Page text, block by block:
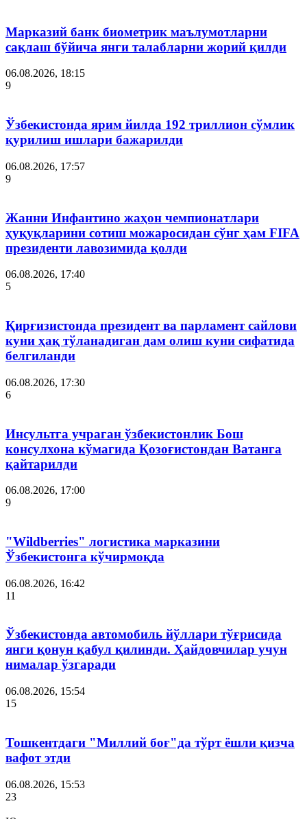
Марказий банк биометрик маълумотларни
сақлаш бўйича янги талабларни жорий қилди
06.08.2026, 18:15
9
Ўзбекистонда ярим йилда 192 триллион сўмлик
қурилиш ишлари бажарилди
06.08.2026, 17:57
9
Жанни Инфантино жаҳон чемпионатлари
ҳуқуқларини сотиш можаросидан сўнг ҳам FIFA
президенти лавозимида қолди
06.08.2026, 17:40
5
Қирғизистонда президент ва парламент сайлови
куни ҳақ тўланадиган дам олиш куни сифатида
белгиланди
06.08.2026, 17:30
6
Инсультга учраган ўзбекистонлик Бош
консулхона кўмагида Қозоғистондан Ватанга
қайтарилди
06.08.2026, 17:00
9
"Wildberries" логистика марказини
Ўзбекистонга кўчирмоқда
06.08.2026, 16:42
11
Ўзбекистонда автомобиль йўллари тўғрисида
янги қонун қабул қилинди. Ҳайдовчилар учун
нималар ўзгаради
06.08.2026, 15:54
15
Тошкентдаги "Миллий боғ"да тўрт ёшли қизча
вафот этди
06.08.2026, 15:53
23